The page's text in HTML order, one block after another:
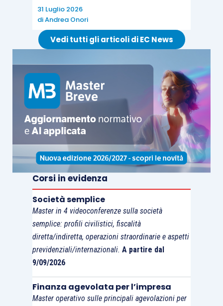
report che nessuno legge, a fare controlli
diventati ridondanti da anni. Portare l’AI su questi
processinon produce valore, producelo stesso
Tre domande prima di pensare allo strumento
Ilpunto di partenza di qualsiasi progetto AI
nello studio, perciò,non è scegliere lo
strumento.
È sedersi con il team, prendere una lista dei
processi principali e fare
ciascuno:
questo processo serve ancora?
lo riprogettiamo da zero o lo
ottimizziamo?Cosa misuriamo per capire se
funziona meglio dopo?
Solo dopo aver ottenuto le risposte
parlare di
implementazione di strumenti AI
31 Luglio 2026
diAndrea Onori
Vedi tutti gli articoli di EC News
Corsi in evidenza
Società semplice
Master in 4 videoconferenze sulla società
semplice: profili civilistici, fiscalità
diretta/indiretta, operazioni straordinarie e aspetti
previdenziali/internazionali. A partire dal
9/09/2026
Finanza agevolata per l’impresa
Master operativo sulle principali agevolazioni per